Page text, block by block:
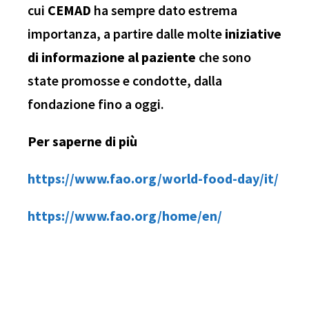
cui CEMAD ha sempre dato estrema
importanza, a partire dalle molte iniziative
di informazione al paziente che sono
state promosse e condotte, dalla
fondazione fino a oggi.
Per saperne di più
https://www.fao.org/world-food-day/it/
https://www.fao.org/home/en/